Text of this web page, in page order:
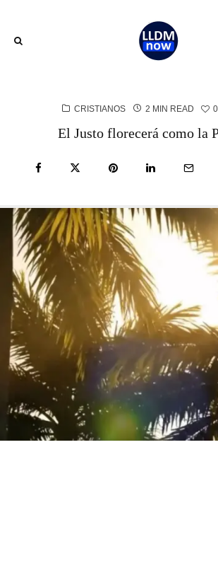
CRISTIANOS 2 MIN READ 0
El Justo florecerá como la